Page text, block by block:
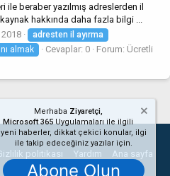
ile beraber yazılmış adreslerden il
hakkında daha fazla bilgi ...
2018 adresten il ayırma
almak Cevaplar: 0 Forum: Ücretli
politikası Yardım Ana sayfa
Merhaba Ziyaretçi,
Microsoft 365Uygulamaları ile ilgili
yeni haberler, dikkat çekici konular, ilgi
ile takip edeceğiniz yazılar için.
Abone Olun